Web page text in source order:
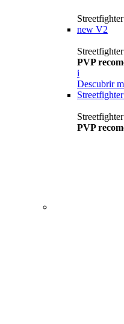
Streetfighter
new V2
PVP
i
Descubrir
PVP